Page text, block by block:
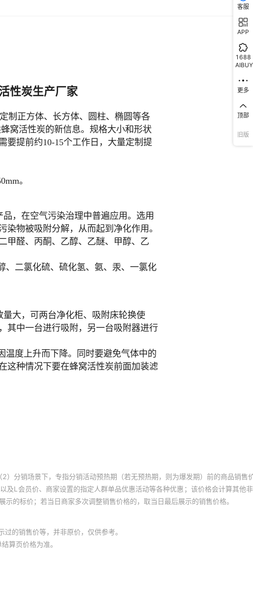
）分销场景下，专指分销活动预热期（若无预热期，则为爆发期）前的商品销售
L会员价、商家设置的指定人群单品优惠活动等各种优惠；该价格会计算其他
的标价；若当日商家多次调整销售价格的，取当日最后展示的销售价格。
的销售价等，并非原价，仅供参考。
算页价格为准。
客服
APP
1688
AIBUY
更多
顶部
旧版